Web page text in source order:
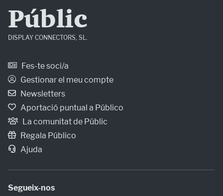
Públic
DISPLAY CONNECTORS, SL.
Fes-te soci/a
Gestionar el meu compte
Newsletters
Aportació puntual a Público
La comunitat de Públic
Regala Público
Ajuda
Segueix-nos